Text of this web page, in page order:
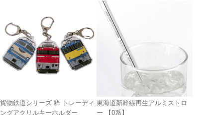
貨物鉄道シリーズ 粋 トレーディ
ングアクリルキーホルダー
東海道新幹線再生アルミストロ
ー 【0系】